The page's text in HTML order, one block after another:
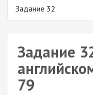
Задание 32
Задание
79